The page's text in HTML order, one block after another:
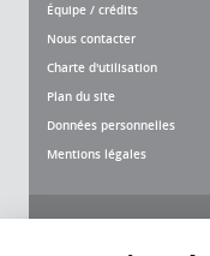
Équipe / crédits
Nous contacter
Charte d'utilisation
Plan du site
Données personnelles
Mentions légales